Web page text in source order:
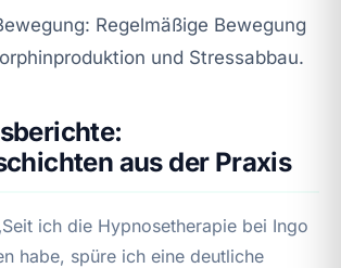
Regelmäßige Bewegung
und Stressabbau.
aus der Praxis
ich die Hypnosetherapie bei Ingo
habe, spüre ich eine deutliche